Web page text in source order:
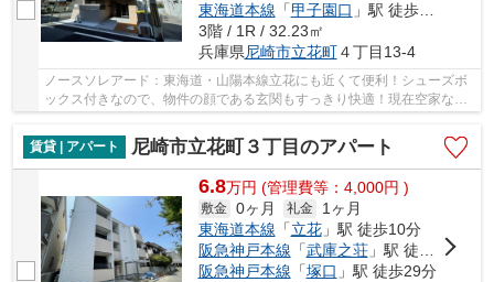
東海道本線 「甲子園口 」駅 徒歩36分
3階 / 1R / 32.23㎡
兵庫県尼崎市立花町４丁目13-4
ノースソレアード：東海道・山陽本線立花にも近くて便利！シューズボ
ックス付きなので、物件の顔である玄関もすっきり快適！現在空家なの
賃貸 | アパート
尼崎市立花町３丁目のアパート
6.8万円 (管理費等：4,000円 )
敷金 0ヶ月 礼金
1ヶ月
東海道本線 「立花」駅 徒歩10分
阪急神戸本線 「武庫之荘」駅 徒歩24分
阪急神戸本線 「塚口 」駅 徒歩29分